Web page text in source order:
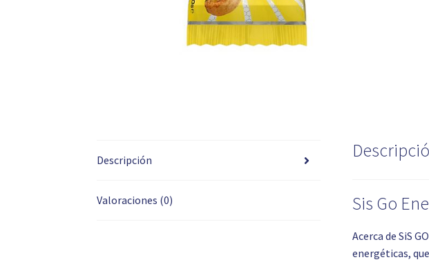
Descripción
Valoraciones (0) Sis Go
Acerca de SiS
energéticas,